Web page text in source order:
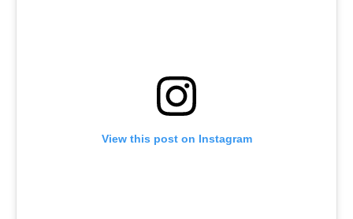
View this post on Instagram